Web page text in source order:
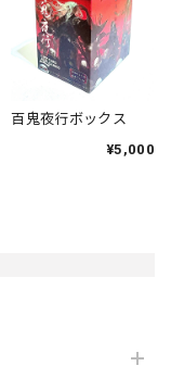
百鬼夜行ボックス
¥5,000